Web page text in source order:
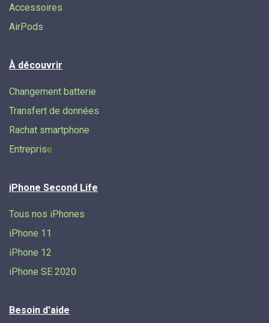
Accessoires
AirPods
À découvrir
Changement batterie
Transfert de données​
Rachat smartphone
Entreprise
iPhone Second Life
Tous nos iPhones
iPhone 11
iPhone 12
iPhone SE 2020
Besoin d'aide